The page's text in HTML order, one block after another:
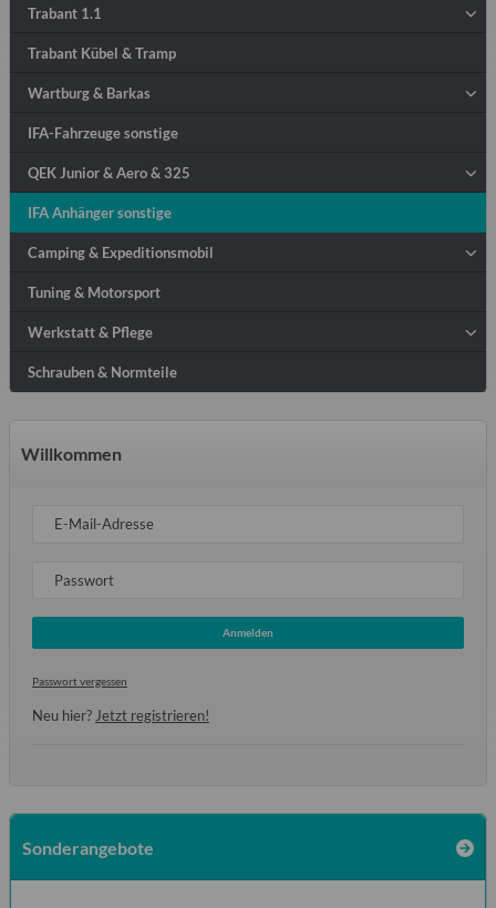
Trabant 1.1
Trabant Kübel & Tramp
Wartburg & Barkas
IFA-Fahrzeuge sonstige
QEK Junior & Aero & 325
IFA Anhänger sonstige
Camping & Expeditionsmobil
Tuning & Motorsport
Werkstatt & Pflege
Schrauben & Normteile
Willkommen
E-Mail-Adresse
Passwort
Anmelden
Passwort vergessen
Neu hier?Jetzt registrieren!
Sonderangebote